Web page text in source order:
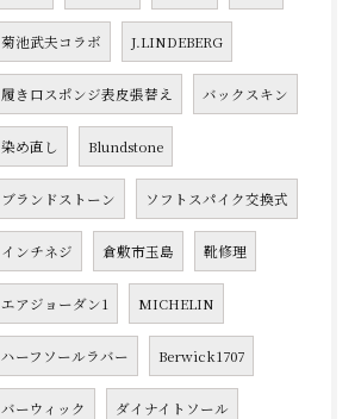
菊池武夫コラボ J.LINDEBERG
履き口スポンジ表皮張替え バックスキン
染め直し Blundstone
ブランドストーン ソフトスパイク交換式
インチネジ 倉敷市玉島 靴修理
エアジョーダン1 MICHELIN
ハーフソールラバー Berwick1707
バーウィック ダイナイトソール